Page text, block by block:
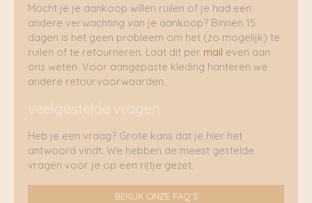
Mocht je je aankoop willen ruilen of je had een
andere verwachting van je aankoop? Binnen 15
dagen is het geen probleem om het (zo mogelijk) te
ruilen of te retourneren. Laat dit per mail even aan
ons weten. Voor aangepaste kleding hanteren we
andere retourvoorwaarden.
veelgestelde vragen
Heb je een vraag? Grote kans dat je hier het
antwoord vindt. We hebben de meest gestelde
vragen voor je op een rijtje gezet.
BEKIJK ONZE FAQ'S